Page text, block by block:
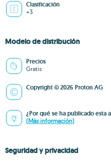
Clasificación
+3
Modelo de distribución
Precios
Gratis
Copyright © 2026 Proton AG
¿Por qué se ha publicado esta
(Más información)
Seguridad y privacidad